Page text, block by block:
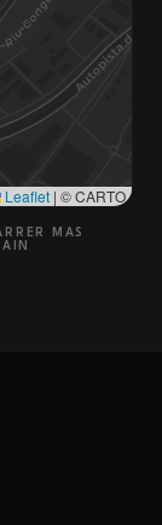
Leaflet | © CARTO
MAS